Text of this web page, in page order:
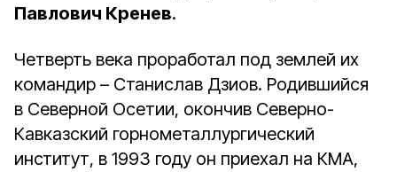
Павлович Кренев.
Четверть века проработал под землей их
командир – Станислав Дзиов. Родившийся
в Северной Осетии, окончив Северно-
Кавказский горнометаллургический
институт, в 1993 году он приехал на КМА,